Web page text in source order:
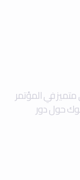
في المؤتمر
حول دور